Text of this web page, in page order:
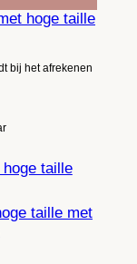
hoge taille
bij het afrekenen
taille met